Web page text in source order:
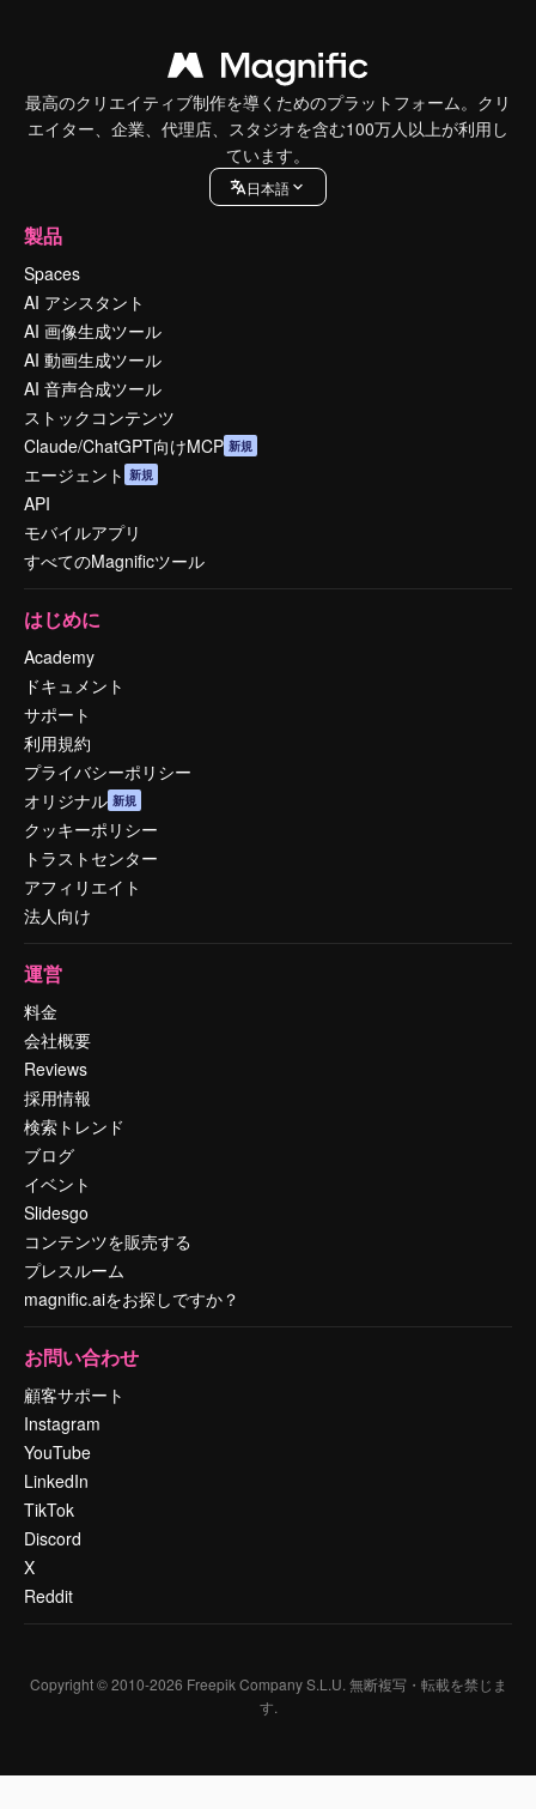
最高のクリエイティブ制作を導くためのプラットフォーム。クリ
エイター、企業、代理店、スタジオを含む100万人以上が利用し
ています。
日本語
製品
Spaces
AI アシスタント
AI 画像生成ツール
AI 動画生成ツール
AI 音声合成ツール
ストックコンテンツ
Claude/ChatGPT向けMCP 新規
エージェント 新規
API
モバイルアプリ
すべてのMagnificツール
はじめに
Academy
ドキュメント
サポート
利用規約
プライバシーポリシー
オリジナル 新規
クッキーポリシー
トラストセンター
アフィリエイト
法人向け
運営
料金
会社概要
Reviews
採用情報
検索トレンド
ブログ
イベント
Slidesgo
コンテンツを販売する
プレスルーム
magnific.aiをお探しですか？
お問い合わせ
顧客サポート
Instagram
YouTube
LinkedIn
TikTok
Discord
X
Reddit
Copyright © 2010-2026 Freepik Company S.L.U. 無断複写・転載を禁じま
す.